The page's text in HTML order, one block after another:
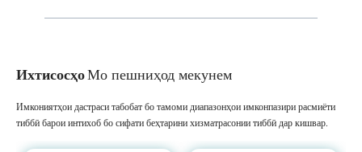
ИхтисосҳоМо пешниҳод мекунем
Имкониятҳои дастраси табобат бо тамоми диапазонҳои имконпазири расмиёти
тиббӣ барои интихоб бо сифати беҳтарини хизматрасонии тиббӣ дар кишвар.